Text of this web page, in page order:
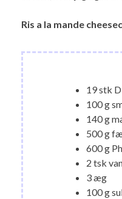
Ris a la mande
19 stk
100 g
140 g
500 g
600 g
2 tsk
3 æg
100 g